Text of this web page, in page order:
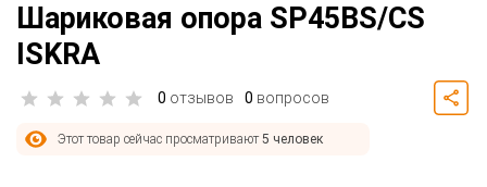
Шариковая опора SP45BS/CS
ISKRA
0 отзывов 0 вопросов
Этот товар сейчас просматривают5 человек